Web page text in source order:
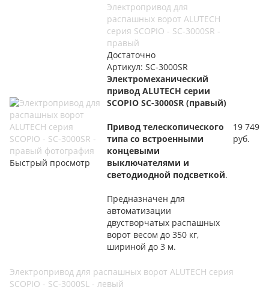
Быстрый просмотр
Электропривод для
распашных ворот ALUTECH
серия SCOPIO - SC-3000SR -
правый
Достаточно
Артикул: SC-3000SR
Электромеханический
привод ALUTECH серии
SCOPIO SC-3000SR (правый)
Привод телескопического
типа со встроенными
концевыми
выключателями и
светодиодной подсветкой.
Предназначен для
автоматизации
двустворчатых распашных
ворот весом до 350 кг,
шириной до 3 м.
19 749
руб.
Электропривод для распашных ворот ALUTECH серия
SCOPIO - SC-3000SL - левый